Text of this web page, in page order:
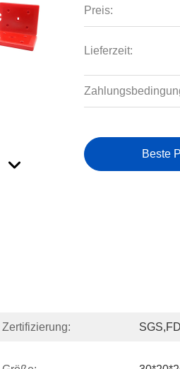
Preis:
Lieferzeit:
Beste
Zertifizierung: